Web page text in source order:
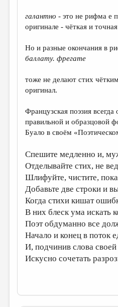
галантно - это не рифма е
оригинале - чёткая и
Но и разные окончания в
баллату. фрегате
тоже не делают стих
оригинал.
Французская поэзия всегда
правильной и образцовой
Буало в своём
Спешите медленно и,
Отделывайте стих, не
Шлифуйте, чистите, пока
Добавьте две строки и
Когда стихи кишат
В них блеск ума искать
Поэт обдуманно все
Начало и конец в поток
И, подчинив слова
Искусно сочетать